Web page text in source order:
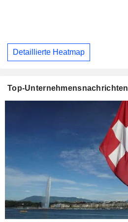
Detaillierte Heatmap
Top-Unternehmensnachrichten